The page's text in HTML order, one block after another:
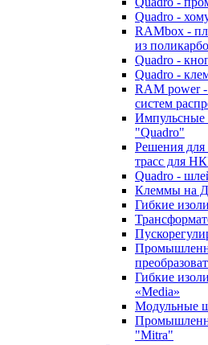
Quadro -
RAMbox -
из
Quadro -
Quadro -
RAM power -
систем
Импульсные
"Quadro"
Решения
трасс для
Quadro -
Клеммы на
Гибкие
Гибкие
«Media»
Модульные
"Mitra"